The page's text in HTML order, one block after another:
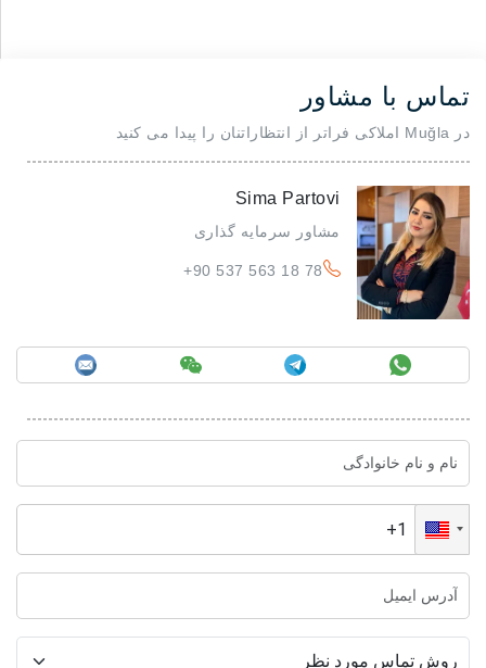
تماس با مشاور
در Muğla املاکی فراتر از انتظاراتنان را پیدا می کنید
Sima Partovi
مشاور سرمایه گذاری
+90 537 563 18 78